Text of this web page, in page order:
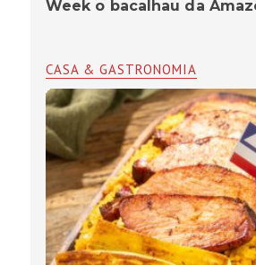
Week o bacalhau da
CASA & GASTRONOMIA